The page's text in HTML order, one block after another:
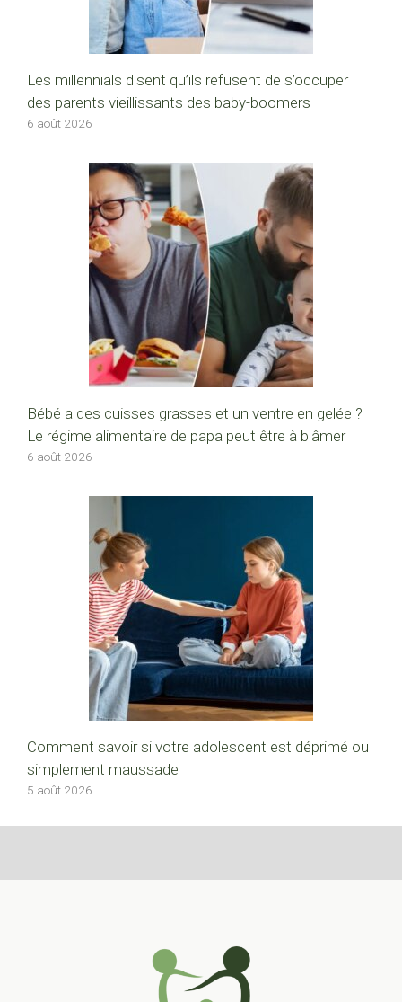
Les millennials disent qu’ils refusent de s’occuper
des parents vieillissants des baby-boomers
6 août 2026
Bébé a des cuisses grasses et un ventre en gelée ?
Le régime alimentaire de papa peut être à blâmer
6 août 2026
Comment savoir si votre adolescent est déprimé ou
simplement maussade
5 août 2026